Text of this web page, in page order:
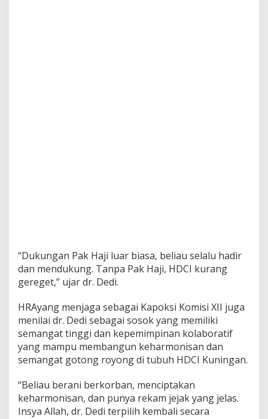
“Dukungan Pak Haji luar biasa, beliau selalu hadir
dan mendukung. Tanpa Pak Haji, HDCI kurang
gereget,” ujar dr. Dedi.
HRAyang menjaga sebagai Kapoksi Komisi XII juga
menilai dr. Dedi sebagai sosok yang memiliki
semangat tinggi dan kepemimpinan kolaboratif
yang mampu membangun keharmonisan dan
semangat gotong royong di tubuh HDCI Kuningan.
“Beliau berani berkorban, menciptakan
keharmonisan, dan punya rekam jejak yang jelas.
Insya Allah, dr. Dedi terpilih kembali secara